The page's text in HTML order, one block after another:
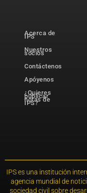
Acerca de
IPS
Nuestros
socios
Contáctenos
Apóyenos
¿Quieres
publicar
notas de
IPS?
IPS es una institución
agencia mundial de
sociedad civil sobre